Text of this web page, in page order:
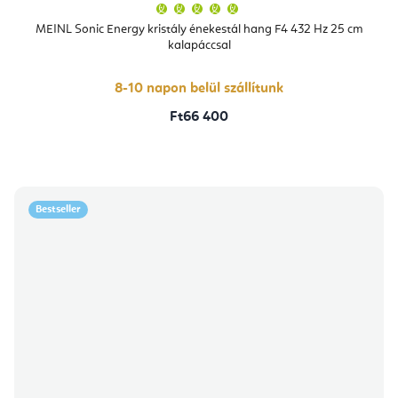
MEINL Sonic Energy kristály énekestál hang F4 432 Hz 25 cm
kalapáccsal
átlagos
értékelése
csillag.
8-10 napon belül szállítunk
Ft66 400
Bestseller